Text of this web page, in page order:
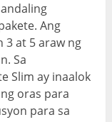
Ang
3 at 5 araw ng
Sa
Slim ay inaalok
oras para
para sa